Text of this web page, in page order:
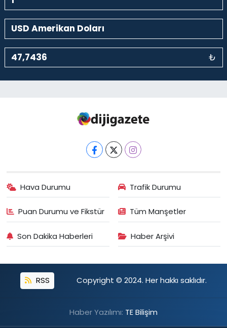
₺
Hava Durumu Trafik Durumu
Puan Durumu ve Fikstür Tüm Manşetler
Son Dakika Haberleri Haber Arşivi
RSS Copyright © 2024. Her hakkı saklıdır.
Haber Yazılımı: TE Bilişim